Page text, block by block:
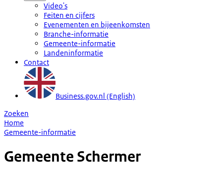
Video's
Feiten en cijfers
Evenementen en bijeenkomsten
Branche-informatie
Gemeente-informatie
Landeninformatie
Contact
Business.gov.nl (English)
Zoeken
Home
Gemeente-informatie
Gemeente Schermer